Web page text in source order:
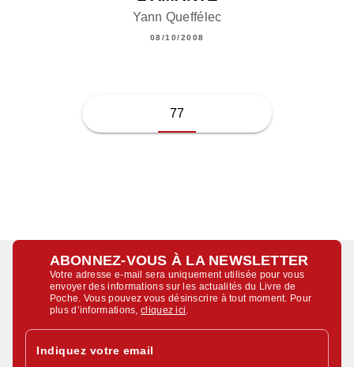
Yann Queffélec
08/10/2008
77
ABONNEZ-VOUS À LA NEWSLETTER
Votre adresse e-mail sera uniquement utilisée pour vous
envoyer des informations sur les actualités du Livre de
Poche. Vous pouvez vous désinscrire à tout moment. Pour
plus d’informations,cliquez ici
Indiquez votre email